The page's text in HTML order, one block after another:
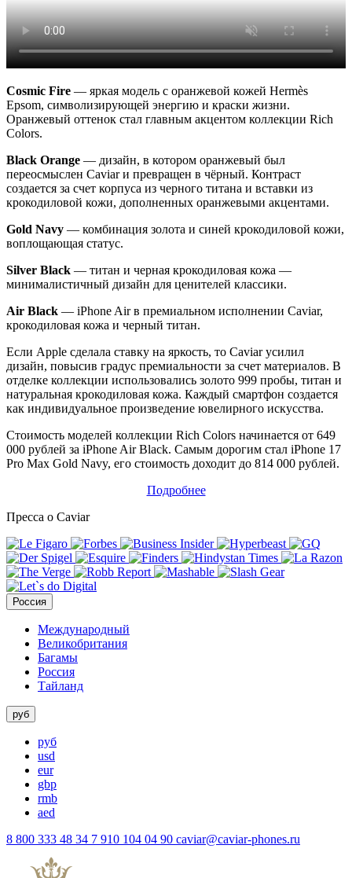
Cosmic Fire — яркая модель с оранжевой кожей Hermès
Epsom, символизирующей энергию и краски жизни.
Оранжевый оттенок стал главным акцентом коллекции Rich
Colors.
Black Orange — дизайн, в котором оранжевый был
переосмыслен Caviar и превращен в чёрный. Контраст
создается за счет корпуса из черного титана и вставки из
крокодиловой кожи, дополненных оранжевыми акцентами.
Gold Navy — комбинация золота и синей крокодиловой кожи,
воплощающая статус.
Silver Black — титан и черная крокодиловая кожа —
минималистичный дизайн для ценителей классики.
Air Black — iPhone Air в премиальном исполнении Caviar,
крокодиловая кожа и черный титан.
Если Apple сделала ставку на яркость, то Caviar усилил
дизайн, повысив градус премиальности за счет материалов. В
отделке коллекции использовались золото 999 пробы, титан и
натуральная крокодиловая кожа. Каждый смартфон создается
как индивидуальное произведение ювелирного искусства.
Стоимость моделей коллекции Rich Colors начинается от 649
000 рублей за iPhone Air Black. Самым дорогим стал iPhone 17
Pro Max Gold Navy, его стоимость доходит до 814 000 рублей.
Подробнее
Пресса о Caviar
Россия
Международный
Великобритания
Багамы
Россия
Тайланд
руб
руб
usd
eur
gbp
rmb
aed
8 800 333 48 34 7 910 104 04 90 caviar@caviar-phones.ru